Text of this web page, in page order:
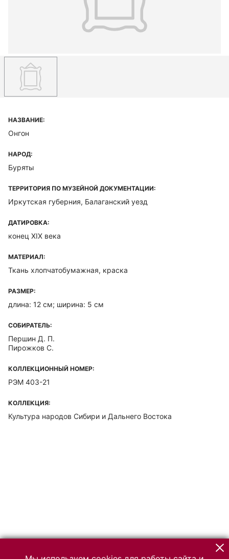
НАЗВАНИЕ:
Онгон
НАРОД:
Буряты
ТЕРРИТОРИЯ ПО МУЗЕЙНОЙ ДОКУМЕНТАЦИИ:
Иркутская губерния, Балаганский уезд
ДАТИРОВКА:
конец XIX века
МАТЕРИАЛ:
Ткань хлопчатобумажная, краска
РАЗМЕР:
длина: 12 см; ширина: 5 см
СОБИРАТЕЛЬ:
Першин Д. П.
Пирожков С.
КОЛЛЕКЦИОННЫЙ НОМЕР:
РЭМ 403-21
КОЛЛЕКЦИЯ:
Культура народов Сибири и Дальнего Востока